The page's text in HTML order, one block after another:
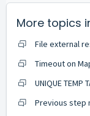
More topics
File external
Timeout on
UNIQUE TEMP
Previous step